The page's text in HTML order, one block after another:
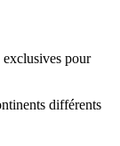
exclusives pour
différents